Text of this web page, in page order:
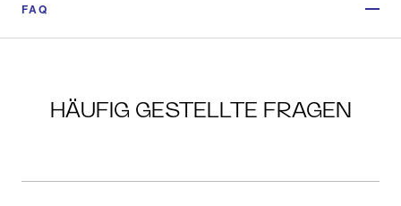
FAQ
HÄUFIG GESTELLTE FRAGEN